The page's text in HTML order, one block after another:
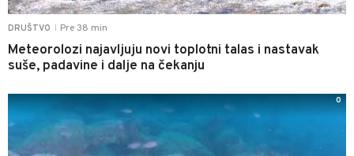
DRUŠTVO Pre 38 min
Meteorolozi najavljuju novi toplotni talas i nastavak
suše, padavine i dalje na čekanju
0